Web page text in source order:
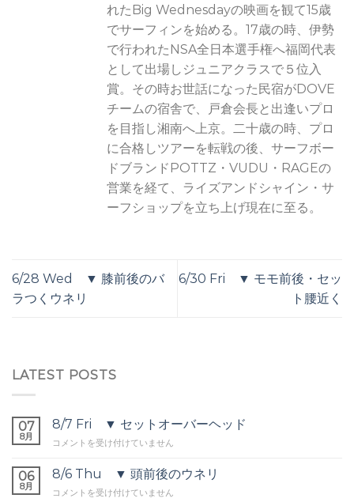
れたBig Wednesdayの映画を観て15歳
でサーフィンを始める。17歳の時、伊勢
で行われたNSA全日本選手権へ福岡代表
として出場しジュニアクラスで５位入
賞。その時お世話になった民宿がDOVE
チームの宿舎で、戸倉会長と出逢いプロ
を目指し湘南へ上京。二十歳の時、プロ
に合格しツアーを転戦の後、サーフボー
ドブランドPOTTZ・VUDU・RAGEの
営業を経て、ライズアンドシャイン・サ
ーフショップを立ち上げ現在に至る。
6/28 Wed ▼ 膝前後のバ
ラつくウネリ
6/30 Fri ▼ モモ前後・セッ
ト腰近く
LATEST POSTS
07
8月
8/7 Fri ▼ セットオーバーヘッド
8/7
▼
ッ
コメントを受け付けていません
06
8月
8/6 Thu ▼ 頭前後のウネリ
8/6
コメントを受け付けていません